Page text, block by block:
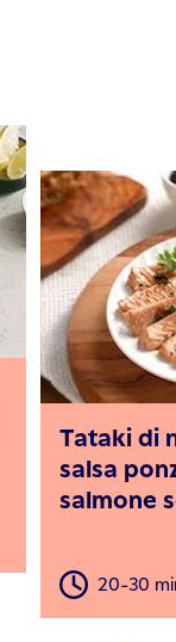
Tataki di
salsa
salmone
20-30